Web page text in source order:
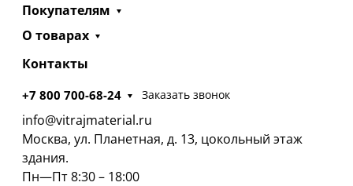
Покупателям
О товарах
Контакты
+7 800 700-68-24 Заказать звонок
info@vitrajmaterial.ru
Москва, ул. Планетная, д. 13, цокольный этаж
здания.
Пн—Пт 8:30 – 18:00